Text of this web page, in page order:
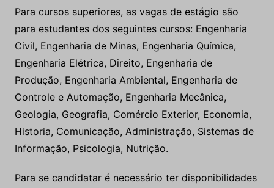
Para cursos superiores, as vagas de estágio são
para estudantes dos seguintes cursos: Engenharia
Civil, Engenharia de Minas, Engenharia Química,
Engenharia Elétrica, Direito, Engenharia de
Produção, Engenharia Ambiental, Engenharia de
Controle e Automação, Engenharia Mecânica,
Geologia, Geografia, Comércio Exterior, Economia,
Historia, Comunicação, Administração, Sistemas de
Informação, Psicologia, Nutrição.
Para se candidatar é necessário ter disponibilidades